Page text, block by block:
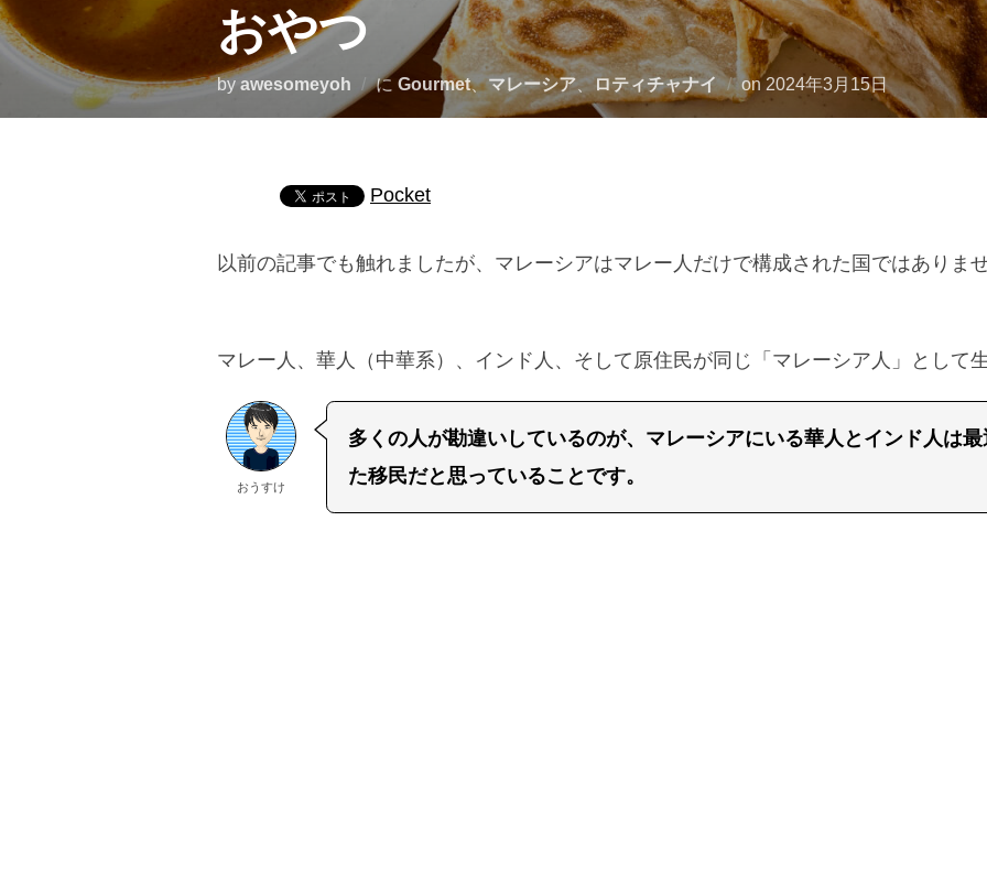
おやつ
by awesomeyoh に Gourmet、マレーシア、ロティチャナイ on投
稿
日:
2024年3月15日
Pocket
以前の記事でも触れましたが、マレーシアはマレー人だけで構成された国ではありま
マレー人、華人（中華系）、インド人、そして原住民が同じ「マレーシア人」として
おうすけ
多くの人が勘違いしているのが、マレーシアにいる華人とインド人は
た移民だと思っていることです。